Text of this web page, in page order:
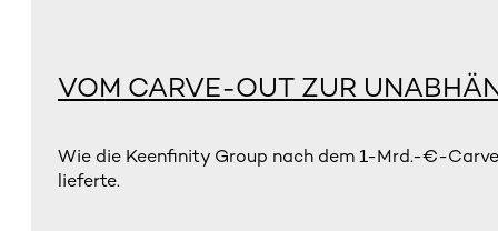
VOM CARVE-OUT ZUR
Wie die Keenfinity Group nach dem 1-Mrd.-€-
lieferte.